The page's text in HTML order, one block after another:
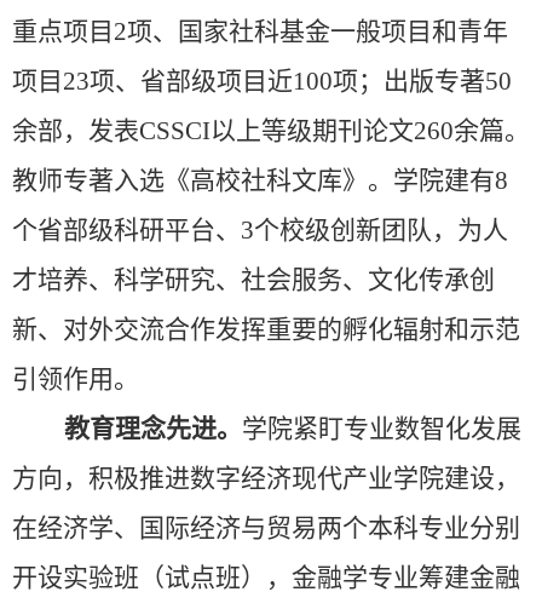
重点项目 2项、国家社科基金一般项目和青年
项目 23项、 省部级项 目近100项；出版专著50
余部，发表CSSCI以上等级期刊论文260余篇。
教师专著入选《高校社科文库》。学院建有8
个省部级科研平台、3个校级创新团队 ，为人
才培养、科学研究、社会服务、文化传承创
新、对外交流合作发挥重要的孵化辐射和示范
引领作用。
教育理念先进。 学院紧盯专业数智化发展
方向，积极推进数字经济现代产业学院建设，
在经济学、国际经济与贸易两个本科专业分别
开设实验班（试点班），金融学专业筹建金融